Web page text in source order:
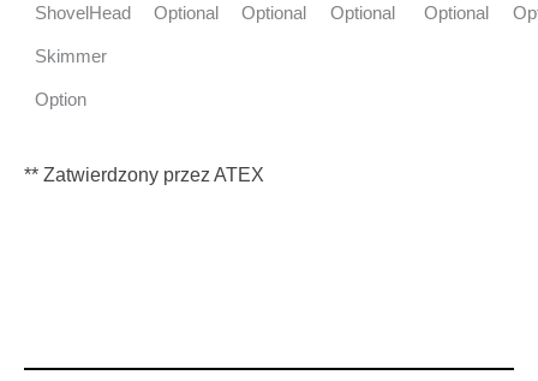
ShovelHead
Skimmer
Option
Optional Optional Optional Optional
** Zatwierdzony przez ATEX